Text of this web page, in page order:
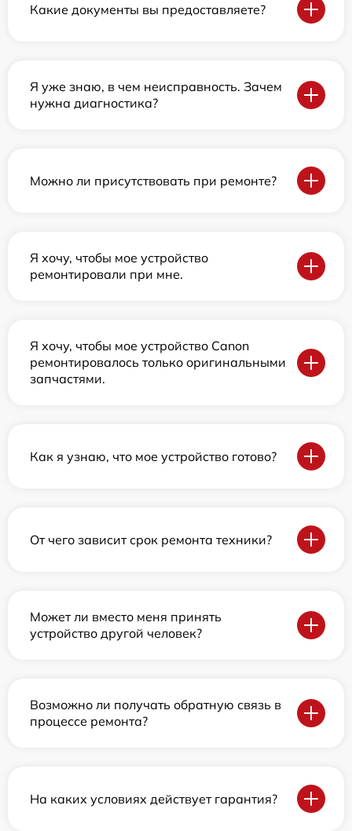
Какие документы вы предоставляете?
Я уже знаю, в чем неисправность. Зачем
нужна диагностика?
Можно ли присутствовать при ремонте?
Я хочу, чтобы мое устройство
ремонтировали при мне.
Я хочу, чтобы мое устройство Canon
ремонтировалось только оригинальными
запчастями.
Как я узнаю, что мое устройство готово?
От чего зависит срок ремонта техники?
Может ли вместо меня принять
устройство другой человек?
Возможно ли получать обратную связь в
процессе ремонта?
На каких условиях действует гарантия?